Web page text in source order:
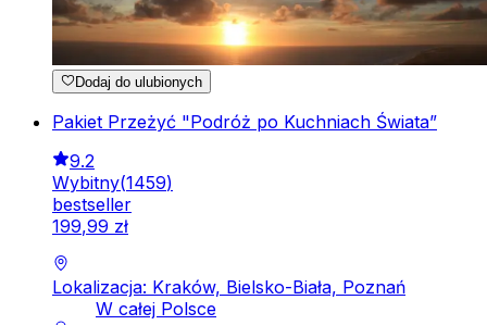
Dodaj do ulubionych
Pakiet Przeżyć "Podróż po Kuchniach Świata”
9.2
Wybitny(1459)
bestseller
199,99 zł
Lokalizacja: Kraków, Bielsko-Biała, Poznań
W całej Polsce